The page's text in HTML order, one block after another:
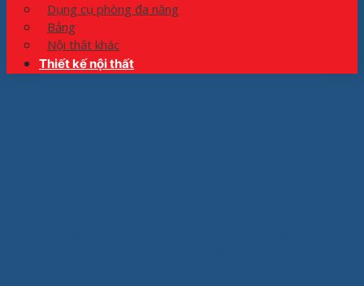
Dụng cụ phòng đa năng
Bảng
Nội thất khác
Thiết kế nội thất